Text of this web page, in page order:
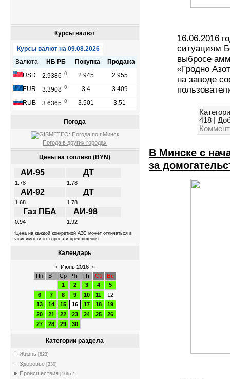
Курсы валют
Погода
Погода в других городах
Цены на топливо (BYN)
АИ-95 ДТ
1.78 1.78
АИ-92 ДТ
1.68 1.78
Газ ПБА АИ-98
0.94 1.92
*Цена на каждой конкретной АЗС может отличаться в
зависимости от спроса и предложения
Календарь
« Июнь 2016 »
Пн
Вт Ср Чт Пт Сб
Вс
1
2 3 4
5
6
7 8 9 10 11
12
13
14 15 16 17 18
19
20
21 22 23 24 25
26
27
28 29 30
Категории раздела
Жизнь [823]
Здоровье [330]
Происшествия [10677]
16.06.2016
ситуациям
выбросе
«Гродно
на заводе
418
В Минске с
за